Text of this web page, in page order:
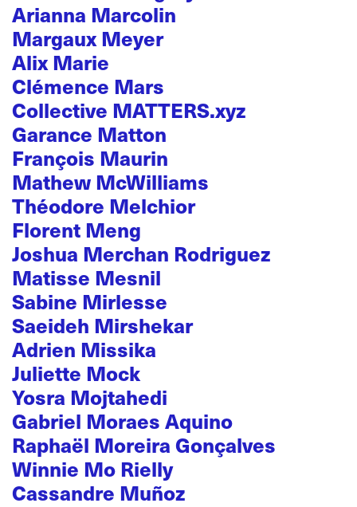
Arianna Marcolin
Margaux Meyer
Alix Marie
Clémence Mars
Collective MATTERS.xyz
Garance Matton
François Maurin
Mathew McWilliams
Théodore Melchior
Florent Meng
Joshua Merchan Rodriguez
Matisse Mesnil
Sabine Mirlesse
Saeideh Mirshekar
Adrien Missika
Juliette Mock
Yosra Mojtahedi
Gabriel Moraes Aquino
Raphaël Moreira Gonçalves
Winnie Mo Rielly
Cassandre Muñoz